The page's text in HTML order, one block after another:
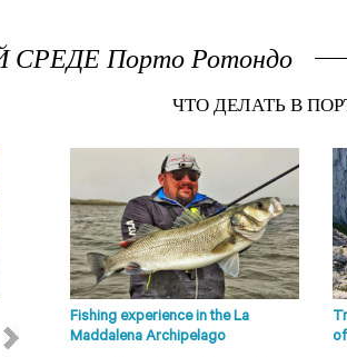
Порто Ротондо
Пляжи Ольбия-Темпио
Сан
округ
ЧТО ДЕЛАТЬ В
Fishing experience in the La
Maddalena Archipelago